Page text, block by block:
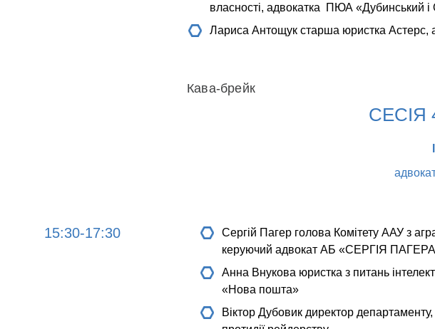
власності, адвокатка ПЮА «Дубинський
Лариса Антощук старша юристка Астерс,
Кава-брейк
СЕСІЯ
15:30-17:30 Сергій Пагер голова Комітету ААУ з
керуючий адвокат АБ «СЕРГІЯ ПАГЕРА
Анна Внукова юристка з питань
«Нова пошта»
Віктор Дубовик директор